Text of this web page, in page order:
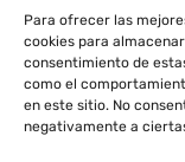
Para ofrecer las
cookies para
consentimiento de
como el
en este sitio. No
negativamente a